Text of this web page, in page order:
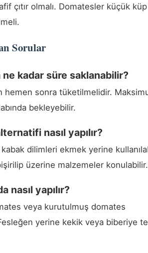
çıtır olmalı. Domatesler küçük küp
Sorular
kadar süre saklanabilir?
hemen sonra tüketilmelidir.
bekleyebilir.
nasıl yapılır?
kabak dilimleri ekmek yerine
üzerine malzemeler konulabilir.
nasıl yapılır?
veya kurutulmuş domates
yerine kekik veya biberiye